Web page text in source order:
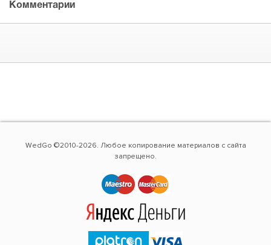
Комментарии
WedGo ©2010-2026. Любое копирование материалов с сайта
запрещено.